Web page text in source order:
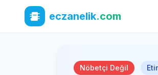
eczanelik.com
Nöbetçi Değil